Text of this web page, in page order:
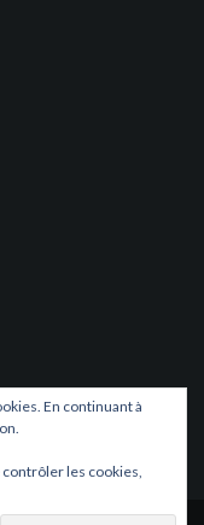
En continuant à
les cookies,